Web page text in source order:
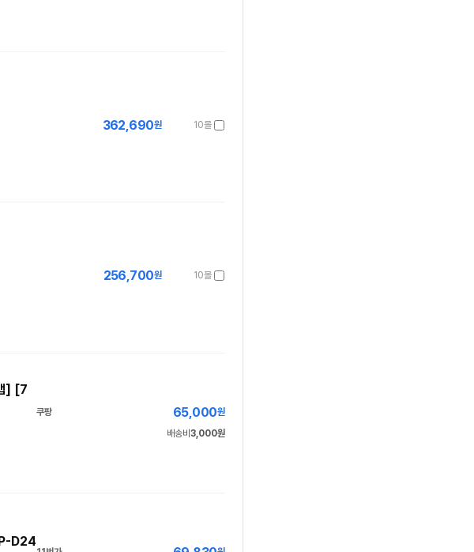
10몰
362,690원
10몰
256,700원
] [7
쿠팡 65,000원
배송비 3,000원
D24